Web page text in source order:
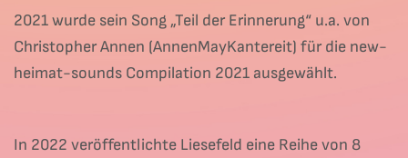
2021 wurde sein Song „Teil der Erinnerung“ u.a. von
Christopher Annen (AnnenMayKantereit) für die new-
heimat-sounds Compilation 2021 ausgewählt.
In 2022 veröffentlichte Liesefeld eine Reihe von 8